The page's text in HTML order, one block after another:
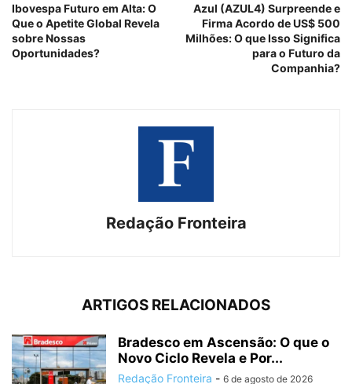
Ibovespa Futuro em Alta: O
Que o Apetite Global Revela
sobre Nossas
Oportunidades?
Azul (AZUL4) Surpreende e
Firma Acordo de US$ 500
Milhões: O que Isso Significa
para o Futuro da
Companhia?
Redação Fronteira
ARTIGOS RELACIONADOS
Bradesco em Ascensão: O que o
Novo Ciclo Revela e Por...
Redação Fronteira - 6 de agosto de 2026